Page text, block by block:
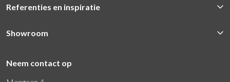
Referenties en inspiratie
Showroom
Neem contact op